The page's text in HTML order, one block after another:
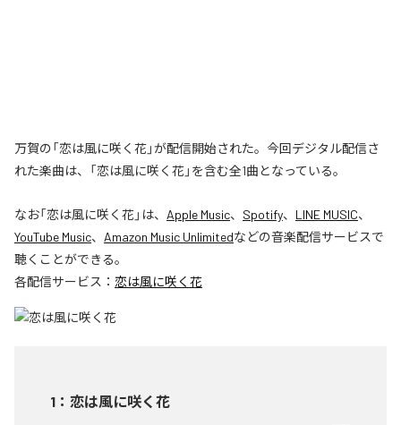
万賀の「恋は風に咲く花」が配信開始された。今回デジタル配信さ
れた楽曲は、「恋は風に咲く花」を含む全1曲となっている。
なお「恋は風に咲く花」は、 Apple Music、 Spotify、 LINE MUSIC、
YouTube Music、 Amazon Music Unlimitedなどの音楽配信サービスで
聴くことができる。
各配信サービス： 恋は風に咲く花
1 ： 恋は風に咲く花